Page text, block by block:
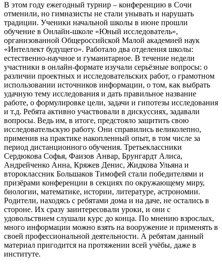
В этом году ежегодный турнир – конференцию в Сочи
отменили, но гимназисты не стали унывать и нарушать
традиции. Ученики начальной школы в июне прошли
обучение в Онлайн-школе «Юный исследователь»,
организованной Общероссийской Малой академией наук
«Интеллект будущего». Работало два отделения школы:
естественно-научное и гуманитарное. В течение недели
участники в онлайн-формате изучали серьёзные вопросы: о
различии проектных и исследовательских работ, о грамотном
использовании источников информации, о том, как выбрать
удачную тему исследования и дать правильное название
работе, о формулировке цели, задачи и гипотезы исследования
и т.д. Ребята активно участвовали в дискуссиях, задавали
вопросы. Ведь им, в итоге, предстояло защитить свою
исследовательскую работу. Они справились великолепно,
применив на практике накопленный опыт, в том числе за
период дистанционного обучения. Третьеклассники
Сердюкова Софья, Фаизов Анвар, Брунгардт Алиса,
Андрейченко Анна, Кряжев Денис, Жидкова Ульяна и
второклассник Большаков Тимофей стали победителями и
призёрами конференции в секциях по окружающему миру,
биологии, математике, истории, литературе, астрономии.
Родители, находясь с ребятами дома и на даче, не остались в
стороне. Их сразу заинтересовали уроки, и они с
удовольствием слушали курс до конца. По мнению взрослых,
много информации можно взять на вооружение и применять в
своей профессиональной деятельности. А ребятам данный
материал пригодится на протяжении всей учёбы, даже в
институте.